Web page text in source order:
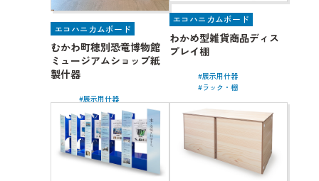
エコハニカムボード
むかわ町穂別恐竜博物館
ミュージアムショップ紙
製什器
展示用什器
エコハニカムボード
わかめ型雑貨商品ディス
プレイ棚
展示用什器
ラック・棚